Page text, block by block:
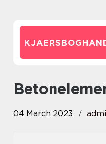
04 March 2023